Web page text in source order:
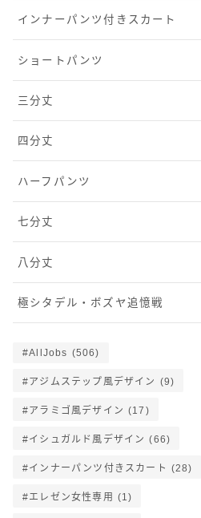
インナーパンツ付きスカート
ショートパンツ
三分丈
四分丈
ハーフパンツ
七分丈
八分丈
極シタデル・ボズヤ追憶戦
AllJobs (506)
アジムステップ風デザイン (9)
アラミゴ風デザイン (17)
イシュガルド風デザイン (66)
インナーパンツ付きスカート (28)
エレゼン女性専用 (1)